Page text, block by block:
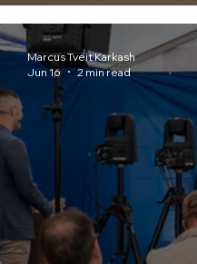
Marcus Tveit Karkash
Jun 16
2 min read